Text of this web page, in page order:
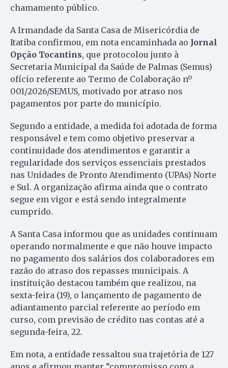
chamamento público.
A Irmandade da Santa Casa de Misericórdia de
Itatiba confirmou, em nota encaminhada ao Jornal
Opção Tocantins, que protocolou junto à
Secretaria Municipal da Saúde de Palmas (Semus)
ofício referente ao Termo de Colaboração nº
001/2026/SEMUS, motivado por atraso nos
pagamentos por parte do município.
Segundo a entidade, a medida foi adotada de forma
responsável e tem como objetivo preservar a
continuidade dos atendimentos e garantir a
regularidade dos serviços essenciais prestados
nas Unidades de Pronto Atendimento (UPAs) Norte
e Sul. A organização afirma ainda que o contrato
segue em vigor e está sendo integralmente
cumprido.
A Santa Casa informou que as unidades continuam
operando normalmente e que não houve impacto
no pagamento dos salários dos colaboradores em
razão do atraso dos repasses municipais. A
instituição destacou também que realizou, na
sexta-feira (19), o lançamento de pagamento de
adiantamento parcial referente ao período em
curso, com previsão de crédito nas contas até a
segunda-feira, 22.
Em nota, a entidade ressaltou sua trajetória de 127